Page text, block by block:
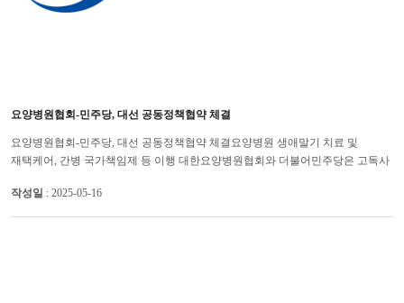
요양병원협회-민주당, 대선 공동정책협약 체결
요양병원협회-민주당, 대선 공동정책협약 체결요양병원 생애말기 치료 및
재택케어, 간병 국가책임제 등 이행 대한요양병원협회와 더불어민주당은 고독사
작성일 : 2025-05-16